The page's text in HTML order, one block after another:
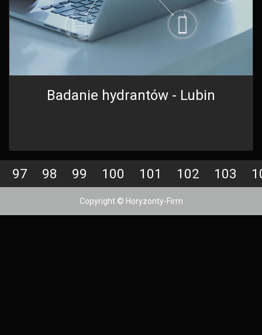
Badanie hydrantów - Lubin
97 98 99 100 101 102 103
Copyright © Horyzonty-Firm